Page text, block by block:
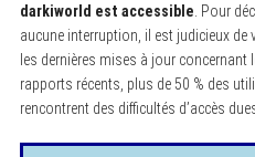
darkiworld est accessible . Pour
aucune interruption, il est judicieux de
les dernières mises à jour
rapports récents, plus de 50 % des
rencontrent des difficultés d’accès